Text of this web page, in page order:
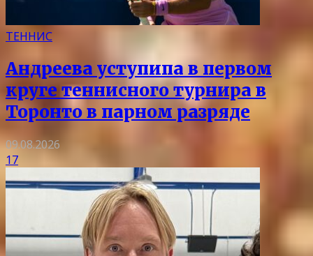
ТЕННИС
Андреева уступипа в первом
круге теннисного турнира в
Торонто в парном разряде
09.08.2026
17